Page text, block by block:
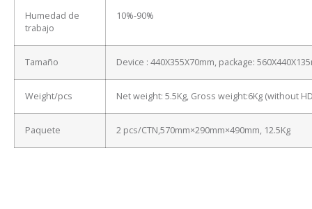
Humedad de
trabajo
10%-90%
Tamaño Device : 440X355X70mm, package:
Weight/pcs Net weight: 5.5Kg, Gross weight:6Kg (without
Paquete 2 pcs/CTN,570mm×290mm×490mm, 12.5Kg